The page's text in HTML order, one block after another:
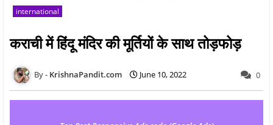
international
कराची में हिंदू मंदिर की मूर्तियों के साथ तोड़फोड़
KrishnaPandit.com June 10, 2022 0